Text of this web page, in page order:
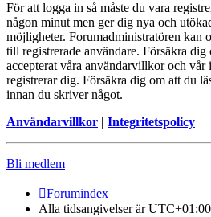
För att logga in så måste du vara
någon minut men ger dig nya och
möjligheter. Forumadministratören kan
till registrerade användare. Försäkra dig
accepterat våra användarvillkor och
registrerar dig. Försäkra dig om att du
innan du skriver något.
Användarvillkor | Integritetspolicy
Bli medlem
Forumindex
Alla tidsangivelser är